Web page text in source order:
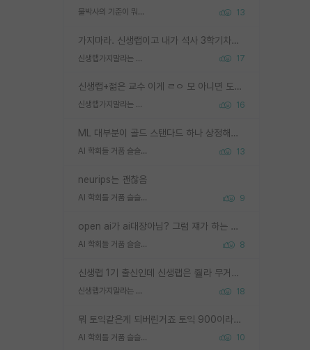
물박사의 기준이 뭐임? 13
가지마라. 신생랩이고 내가 석사 3학기차인데 최고참인데 나도 아무것도 모르는데 교수가 후배들 왜 논문 교육 안시키냐. 논문 왜 안 써오냐 닦달한다
신생랩가지말라는 이유가 있었구나 17
신생랩+젊은 교수 이게 ㄹㅇ 모 아니면 도인듯.
신생랩가지말라는 이유가 있었구나 16
ML 대부분이 골드 스탠다드 하나 상정해놓고 (벤치마크 데이터셋이 여러 개면 여러 개 상정) 그거 얼마나 잘 맞추나 싸움임 가끔 번뜩이는 설계 철학을 보여주는 논문들도 있지만 대부분 그거 성적 얼마나 더 올리느라에 혈안이 되어 있는 측면이 잇음
AI 학회들 거품 슬슬 지적이 나오네요 13
neurips는 괜찮음
AI 학회들 거품 슬슬 지적이 나오네요 9
open ai가 ai대장아님? 그럼 쟤가 하는 말이 다 맞겠네
AI 학회들 거품 슬슬 지적이 나오네요 8
신생랩 1기 출신인데 신생랩은 줠라 무거운 바벨 같은거임. 들면 대박인데 못들면 깔려 죽음. 아무도 알려주지 않는 환경에서 자생해야하지만, 일단 살아남았다면 그 어떤 사람보다 악착같고 생존력 높은 사람으로 거듭날 수 있음
신생랩가지말라는 이유가 있었구나 18
뭐 토익같은게 되버린거죠 토익 900이라고 영어잘하는건 아닙니다만 잘하는사람은 다 900을 넘는 그런
AI 학회들 거품 슬슬 지적이 나오네요 10